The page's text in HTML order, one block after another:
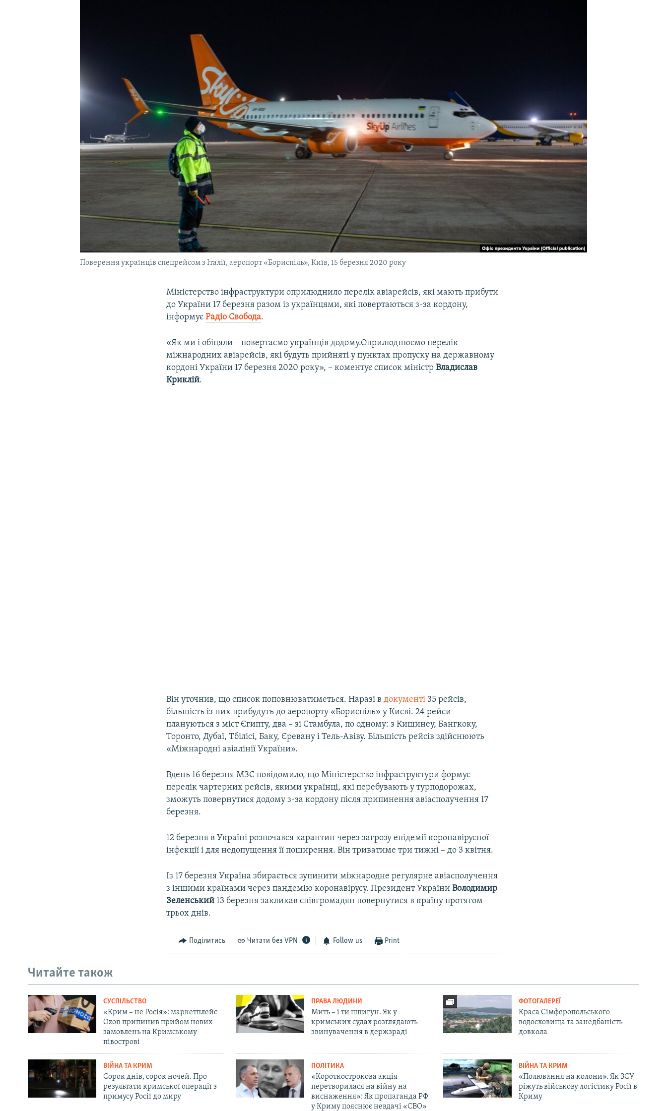
Поверення українців спецрейсом з Італії, аеропорт «Бориспіль», Київ, 15 березня 2020 року
Міністерство інфраструктури оприлюднило перелік авіарейсів, які мають прибути
до України 17 березня разом із українцями, які повертаються з-за кордону,
інформуєРадіо Свобода.
«Як ми і обіцяли – повертаємо українців додому.Оприлюднюємо перелік
міжнародних авіарейсів, які будуть прийняті у пунктах пропуску на державному
кордоні України 17 березня 2020 року», – коментує список міністрВладислав
Криклій.
Він уточнив, що список поповнюватиметься. Наразі вдокументі 35 рейсів,
більшість із них прибудуть до аеропорту «Бориспіль» у Києві. 24 рейси
плануються з міст Єгипту, два – зі Стамбула, по одному: з Кишинеу, Бангкоку,
Торонто, Дубаї, Тбілісі, Баку, Єревану і Тель-Авіву. Більшість рейсів здійснюють
«Міжнародні авіалінії України».
Вдень 16 березня МЗС повідомило, що Міністерство інфраструктури формує
перелік чартерних рейсів, якими українці, які перебувають у турподорожах,
зможуть повернутися додому з-за кордону після припинення авіасполучення 17
березня.
12 березня в Україні розпочався карантин через загрозу епідемії коронавірусної
інфекції і для недопущення її поширення. Він триватиме три тижні – до 3 квітня.
Із 17 березня Україна збирається зупинити міжнародне регулярне авіасполучення
з іншими країнами через пандемію коронавірусу. Президент УкраїниВолодимир
Зеленський 13 березня закликав співгромадян повернутися в країну протягом
трьох днів.
Поділитись Читати без VPN Follow us Print
Читайте також
СУСПІЛЬСТВО
«Крим – не Росія»: маркетплейс
Ozon припинив прийом нових
замовлень на Кримському
півострові
ПРАВА ЛЮДИНИ
Мить – і ти шпигун. Як у
кримських судах розглядають
звинувачення в держзраді
ФОТОГАЛЕРЕЇ
Краса Сімферопольського
водосховища та занедбаність
довкола
ВІЙНА ТА КРИМ
Сорок днів, сорок ночей. Про
результати кримської операції з
примусу Росії до миру
ПОЛІТИКА
«Короткострокова акція
перетворилася на війну на
виснаження»: Як пропаганда РФ
у Криму пояснює невдачі «СВО»
ВІЙНА ТА КРИМ
«Полювання на колони». Як ЗСУ
ріжуть військову логістику Росії в
Криму